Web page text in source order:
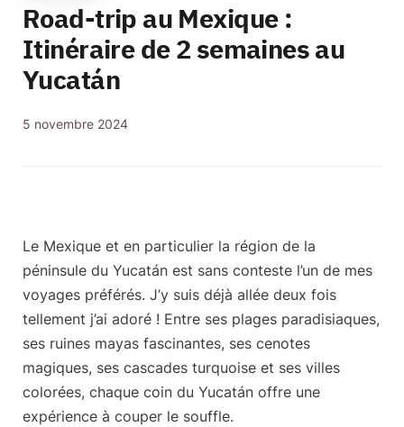
Road-trip au Mexique :
Itinéraire de 2 semaines au
Yucatán
5 novembre 2024
Le Mexique et en particulier la région de la
péninsule du Yucatán est sans conteste l’un de mes
voyages préférés. J’y suis déjà allée deux fois
tellement j’ai adoré ! Entre ses plages paradisiaques,
ses ruines mayas fascinantes, ses cenotes
magiques, ses cascades turquoise et ses villes
colorées, chaque coin du Yucatán offre une
expérience à couper le souffle.